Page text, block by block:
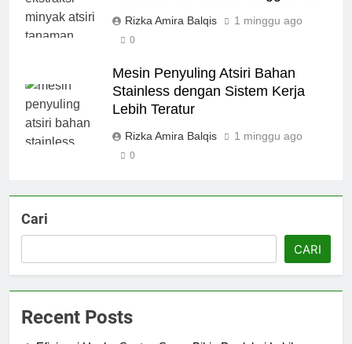
Rizka Amira Balqis 1 minggu ago
0
Mesin Penyuling Atsiri Bahan
Stainless dengan Sistem Kerja
Lebih Teratur
Rizka Amira Balqis 1 minggu ago
0
Cari
CARI
Recent Posts